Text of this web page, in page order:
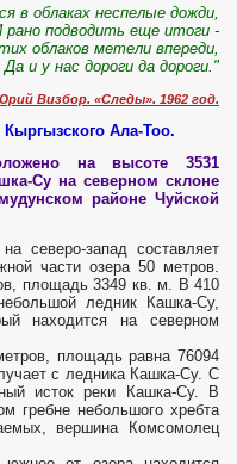
в облаках неспелые дожди,
рано подводить еще итоги -
облаков метели впереди,
Да и у нас дороги да дороги."
Визбор. «Следы». 1962 год.
Ала-Тоо.
на высоте 3531
Су на северном склоне
районе Чуйской
северо-запад составляет
части озера 50 метров.
площадь 3349 кв. м. В 410
ледник Кашка-Су,
находится на северном
площадь равна 76094
с ледника Кашка-Су. С
исток реки Кашка-Су. В
гребне небольшого хребта
вершина Комсомолец